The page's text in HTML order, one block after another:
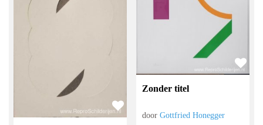
Zonder titel
doorGottfried Honegger